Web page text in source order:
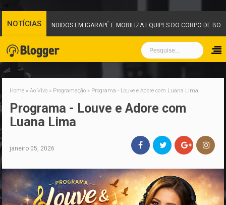
-->
NOTÍCIAS
EM IGARAPÉ E MOBILIZA EQUIPES DO CORPO DE BOMBEIROS
Home »Ao Vivo » Programação » Programa - Louve e Adore com Luana Lima
Programa - Louve e Adore com
Luana Lima
janeiro 05, 2026